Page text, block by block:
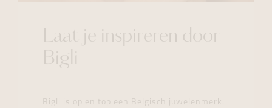
Laat je inspireren door
Bigli
Bigli is op en top een Belgisch juwelenmerk.